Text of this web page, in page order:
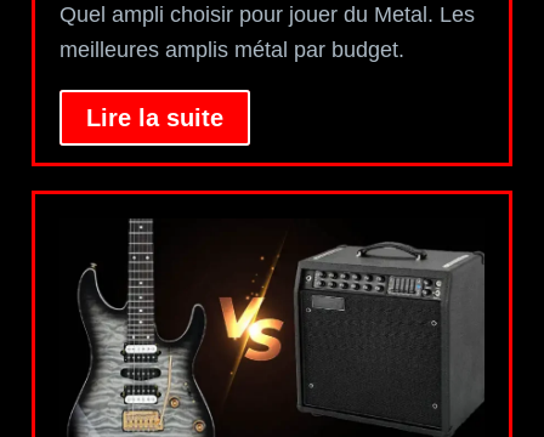
Quel ampli choisir pour jouer du Metal. Les
meilleures amplis métal par budget.
Lire la suite